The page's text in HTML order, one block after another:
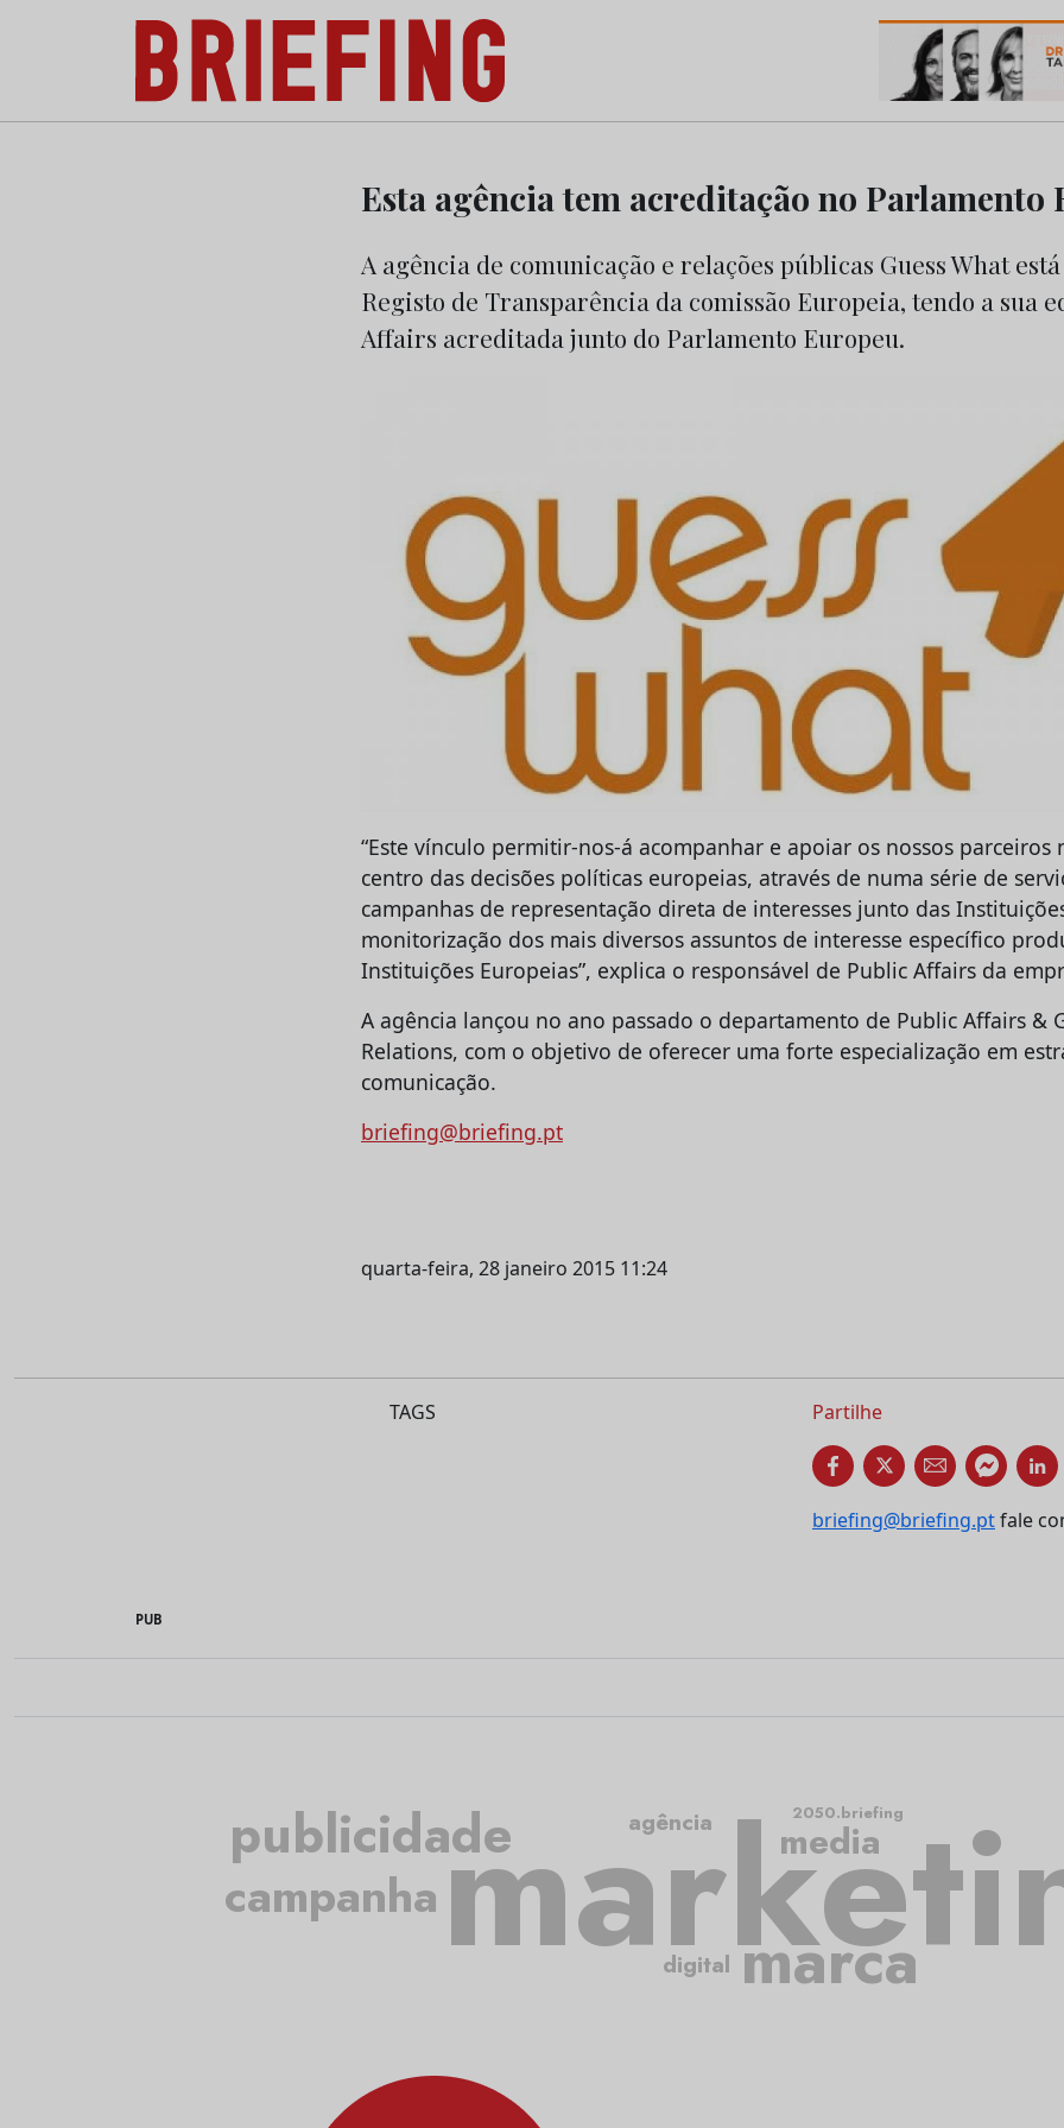
Briefing: Todas as notícias sobre os negócios do Marketing e da Publicidade
Esta agência tem acreditação no Parlamento
A agência de comunicação e relações públicas Guess What
Registo de Transparência da comissão Europeia, tendo a sua
Affairs acreditada junto do Parlamento Europeu.
“Este vínculo permitir-nos-á acompanhar e apoiar os nossos parceiros
centro das decisões políticas europeias, através de numa série de
campanhas de representação direta de interesses junto das
monitorização dos mais diversos assuntos de interesse específico
Instituições Europeias”, explica o responsável de Public Affairs da
A agência lançou no ano passado o departamento de Public Affairs &
Relations, com o objetivo de oferecer uma forte especialização em
comunicação.
briefing@briefing.pt
quarta-feira, 28 janeiro 2015 11:24
TAGS Partilhe
briefing@briefing.ptfale
PUB
publicidade
marca
campanha
media
agência
digital
2050.briefing